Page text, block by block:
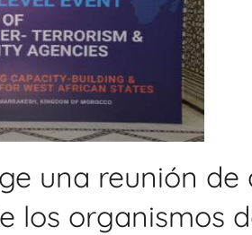
una reunión de
los organismos